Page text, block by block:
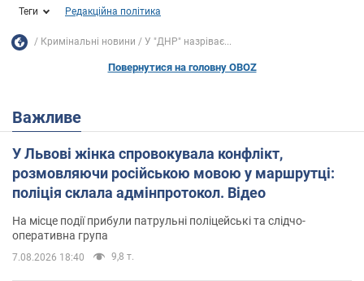
Теги Редакційна політика
Кримінальні новини У "ДНР" назріває...
Повернутися на головну OBOZ
Важливе
У Львові жінка спровокувала конфлікт,
розмовляючи російською мовою у маршрутці:
поліція склала адмінпротокол. Відео
На місце події прибули патрульні поліцейські та слідчо-
оперативна група
7.08.2026 18:40 9,8 т.